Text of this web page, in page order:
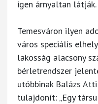
igen árnyaltan látják.
Temesváron ilyen
város speciális
lakosság alacsony
bérletrendszer
utóbbinak Balázs
tulajdonít: „Egy